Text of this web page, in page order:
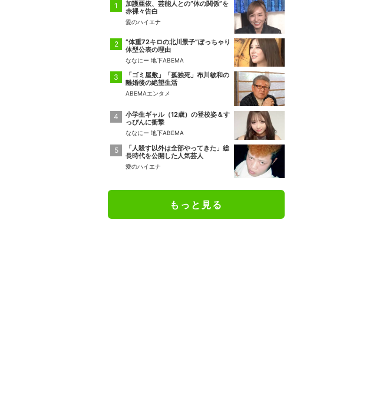
加護亜依、芸能人との“体の関係”を
赤裸々告白
愛のハイエナ
“体重72キロの北川景子”ぽっちゃり
体型公表の理由
ななにー 地下ABEMA
「ゴミ屋敷」「孤独死」布川敏和の
離婚後の絶望生活
ABEMAエンタメ
小学生ギャル（12歳）の登校姿＆す
っぴんに衝撃
ななにー 地下ABEMA
「人殺す以外は全部やってきた」総
長時代を公開した人気芸人
愛のハイエナ
もっと見る